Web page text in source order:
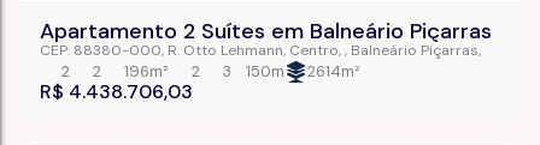
Apartamento 2 Suítes em Balneário Piçarras
R$ 4.438.706,03
CEP: 88380-000, R. Otto Lehmann, Centro , Balneário Piçarras,
Santa Catarina,Brasil
2 3
196m²
2 2 150m 2614m²